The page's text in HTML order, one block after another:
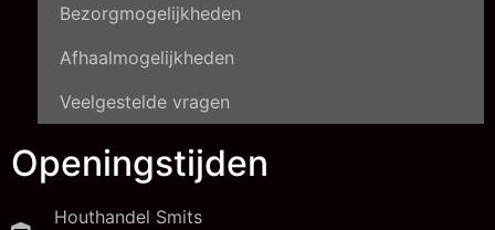
Bezorgmogelijkheden
Afhaalmogelijkheden
Veelgestelde vragen
Openingstijden
Houthandel Smits